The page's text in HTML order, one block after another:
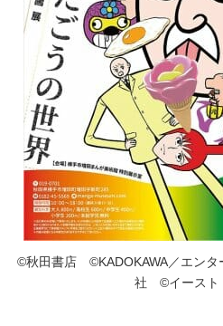
©秋田書店 ©KADOKAWA／エン
社 ©イースト